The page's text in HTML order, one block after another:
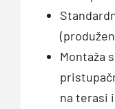
Montaža
na terasi